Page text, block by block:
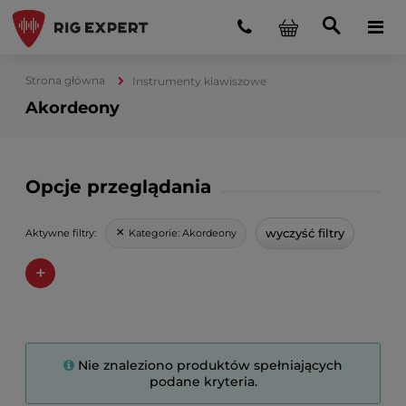
Strona główna Instrumenty klawiszowe
Akordeony
Opcje przeglądania
Aktywne filtry: Kategorie: Akordeony wyczyść filtry
+
Nie znaleziono produktów spełniających
podane kryteria.